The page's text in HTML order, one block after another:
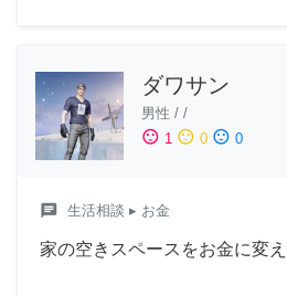
ダワサン
男性 / /
sentiment_satisfied 1 sentiment_neutral 0 sentiment_dissatisfied 0
chat 生活相談 ▸ お金
家の空きスペースをお金に変